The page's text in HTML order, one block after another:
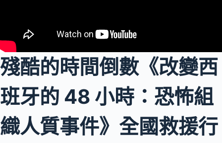
殘酷的時間倒數《改變西
班牙的 48 小時：恐怖組
織人質事件》全國救援行